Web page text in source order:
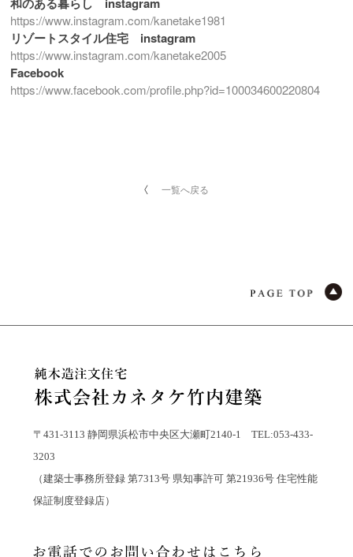
https://www.instagram.com/kanetake1981
リゾートスタイル住宅 instagram
https://www.instagram.com/kanetake2005
Facebook
https://www.facebook.com/profile.php?id=100034600220804
一覧へ戻る
〒431-3113 静岡県浜松市中央区大瀬町2140-1 TEL:053-433-
3203
（建築士事務所登録 第7313号 県知事許可 第21936号 住宅性能
保証制度登録店）